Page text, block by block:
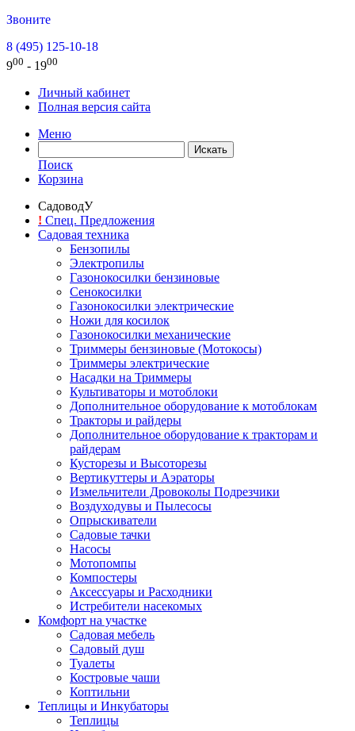
Звоните
8 (495) 125-10-18
900 - 1900
Личный кабинет
Полная версия сайта
Меню
Поиск
Корзина
СадоводУ
! Спец. Предложения
Садовая техника
Бензопилы
Электропилы
Газонокосилки бензиновые
Сенокосилки
Газонокосилки электрические
Ножи для косилок
Газонокосилки механические
Триммеры бензиновые (Мотокосы)
Триммеры электрические
Насадки на Триммеры
Культиваторы и мотоблоки
Дополнительное оборудование к мотоблокам
Тракторы и райдеры
Дополнительное оборудование к тракторам и
райдерам
Кусторезы и Высоторезы
Вертикуттеры и Аэраторы
Измельчители Дровоколы Подрезчики
Воздуходувы и Пылесосы
Опрыскиватели
Садовые тачки
Насосы
Мотопомпы
Компостеры
Аксессуары и Расходники
Истребители насекомых
Комфорт на участке
Садовая мебель
Садовый душ
Туалеты
Костровые чаши
Коптильни
Теплицы и Инкубаторы
Теплицы